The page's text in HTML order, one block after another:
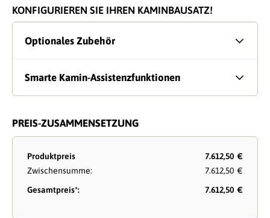
KONFIGURIEREN SIE IHREN KAMINBAUSATZ!
Optionales Zubehör
Smarte Kamin-Assistenzfunktionen
PREIS-ZUSAMMENSETZUNG
Produktpreis
7.612,50 €
Zwischensumme:
7.612,50 €
Gesamtpreis*:
7.612,50 €